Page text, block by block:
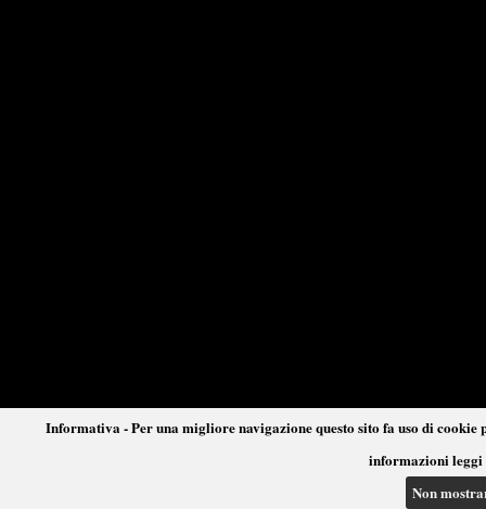
Informativa - Per una migliore navigazione questo sito fa uso di
informazioni leggi
Non